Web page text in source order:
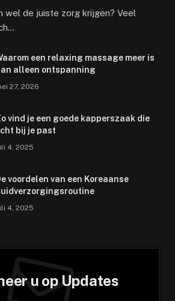
wel de juiste zorg krijgen? Veel
een relaxing massage meer is
alleen ontspanning
27, 2026
vind je een goede kapperszaak die
bij je past
4, 2025
voordelen van een Koreaanse
4, 2025
u op Updates